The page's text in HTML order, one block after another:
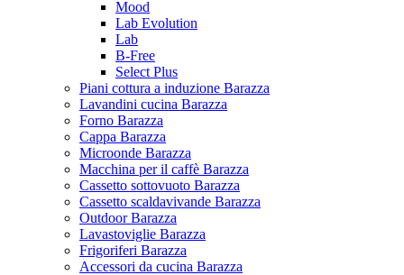
Mood
Lab Evolution
Lab
B-Free
Select Plus
Piani cottura a induzione Barazza
Lavandini cucina Barazza
Forno Barazza
Cappa Barazza
Microonde Barazza
Macchina per il caffè Barazza
Cassetto sottovuoto Barazza
Cassetto scaldavivande Barazza
Outdoor Barazza
Lavastoviglie Barazza
Frigoriferi Barazza
Accessori da cucina Barazza